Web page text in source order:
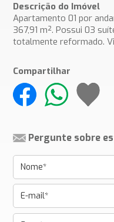
Descrição do Imóvel
Apartamento 01 por
367,91 m². Possui 03
totalmente reformado.
Compartilhar
Pergunte sobre